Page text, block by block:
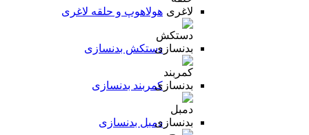
هولاهوپ و حلقه لاغری
دستکش بدنسازی
کمربند بدنسازی
دمبل بدنسازی